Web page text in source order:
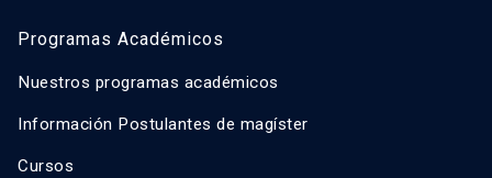
Programas Académicos
Nuestros programas académicos
Información Postulantes de magíster
Cursos